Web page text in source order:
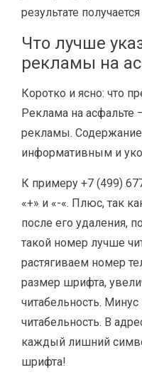
результате
Что лучше
рекламы на
Коротко и ясно: что
Реклама на
рекламы.
информативным и
К примеру +7 (499)
«+» и «-«. Плюс, так
после его удаления,
такой номер лучше
растягиваем номер
размер шрифта,
читабельность.
читабельность. В
каждый лишний
шрифта!